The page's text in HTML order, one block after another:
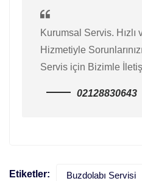
Kurumsal Servis. Hızlı
Hizmetiyle
Servis için Bizimle
02128830643
Etiketler: Buzdolabı Servisi